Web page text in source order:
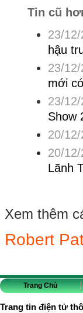
Tin cũ
23/
hậu
23/
mới
23/
Show
20/
20/
Lãnh
Xem thêm
Robert
Trang Chủ
Trang tin điện tử